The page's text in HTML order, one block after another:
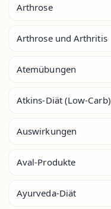
Arthrose
Arthrose und Arthritis
Atemübungen
Atkins-Diät (Low-Carb)
Auswirkungen
Aval-Produkte
Ayurveda-Diät